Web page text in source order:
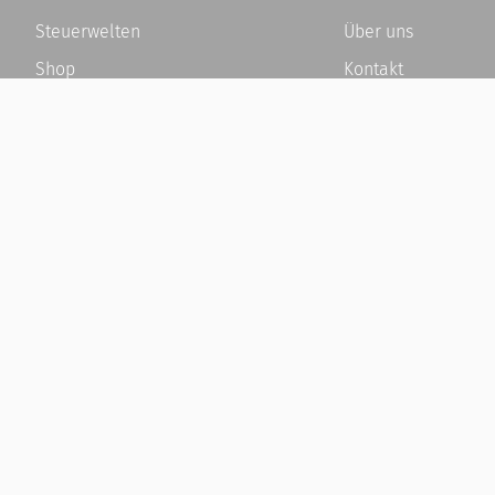
Steuerwelten
Shop
Über uns
Kontakt